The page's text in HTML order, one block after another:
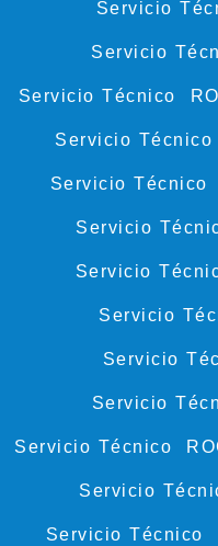
Servicio
Servicio
Servicio Técnico
Servicio
Servicio
Servicio
Servicio
Servicio
Servicio
Servicio
Servicio Técnico
Servicio
Servicio Técnico